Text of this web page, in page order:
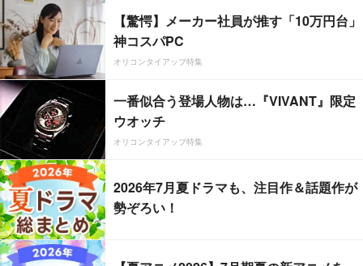
【驚愕】メーカー社員が推す「10万円台」
神コスパPC
オリコンタイアップ特集
一番似合う登場人物は…『VIVANT』限定
ウオッチ
オリコンタイアップ特集
2026年7月夏ドラマも、注目作＆話題作が
勢ぞろい！